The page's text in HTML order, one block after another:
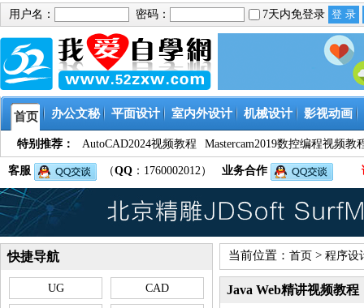
用户名： 密码： 7天内免登录
首页 办公文秘 平面设计 室内外设计 机械设计 影视动画
特别推荐： AutoCAD2024视频教程 Mastercam2019数控编程视频教
客服 （QQ ：1760002012） 业务合作
快捷导航
UG CAD
当前位置： 首页 > 程序设
Java Web精讲视频教程